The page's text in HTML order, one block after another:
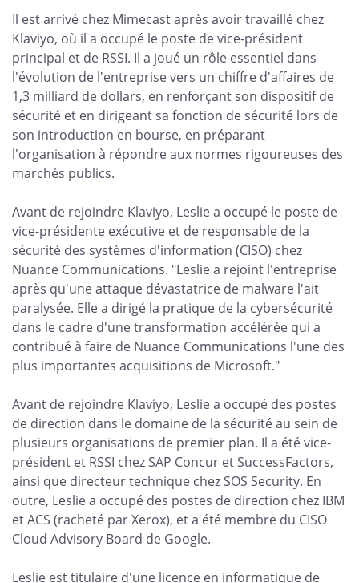
Il est arrivé chez Mimecast après avoir travaillé chez
Klaviyo, où il a occupé le poste de vice-président
principal et de RSSI. Il a joué un rôle essentiel dans
l'évolution de l'entreprise vers un chiffre d'affaires de
1,3 milliard de dollars, en renforçant son dispositif de
sécurité et en dirigeant sa fonction de sécurité lors de
son introduction en bourse, en préparant
l'organisation à répondre aux normes rigoureuses des
marchés publics.
Avant de rejoindre Klaviyo, Leslie a occupé le poste de
vice-présidente exécutive et de responsable de la
sécurité des systèmes d'information (CISO) chez
Nuance Communications. "Leslie a rejoint l'entreprise
après qu'une attaque dévastatrice de malware l'ait
paralysée. Elle a dirigé la pratique de la cybersécurité
dans le cadre d'une transformation accélérée qui a
contribué à faire de Nuance Communications l'une des
plus importantes acquisitions de Microsoft."
Avant de rejoindre Klaviyo, Leslie a occupé des postes
de direction dans le domaine de la sécurité au sein de
plusieurs organisations de premier plan. Il a été vice-
président et RSSI chez SAP Concur et SuccessFactors,
ainsi que directeur technique chez SOS Security. En
outre, Leslie a occupé des postes de direction chez IBM
et ACS (racheté par Xerox), et a été membre du CISO
Cloud Advisory Board de Google.
Leslie est titulaire d'une licence en informatique de